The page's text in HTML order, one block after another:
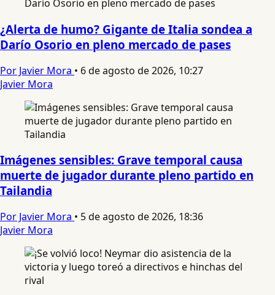
¿Alerta de humo? Gigante de Italia sondea a
Darío Osorio en pleno mercado de pases
Por Javier Mora • 6 de agosto de 2026, 10:27
Javier Mora
Imágenes sensibles: Grave temporal causa
muerte de jugador durante pleno partido en
Tailandia
Por Javier Mora • 5 de agosto de 2026, 18:36
Javier Mora